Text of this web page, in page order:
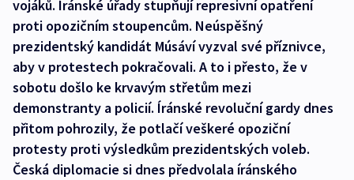
vojáků. Íránské úřady stupňují represivní opatření
proti opozičním stoupencům. Neúspěšný
prezidentský kandidát Músáví vyzval své příznivce,
aby v protestech pokračovali. A to i přesto, že v
sobotu došlo ke krvavým střetům mezi
demonstranty a policií. Íránské revoluční gardy dnes
přitom pohrozily, že potlačí veškeré opoziční
protesty proti výsledkům prezidentských voleb.
Česká diplomacie si dnes předvolala íránského